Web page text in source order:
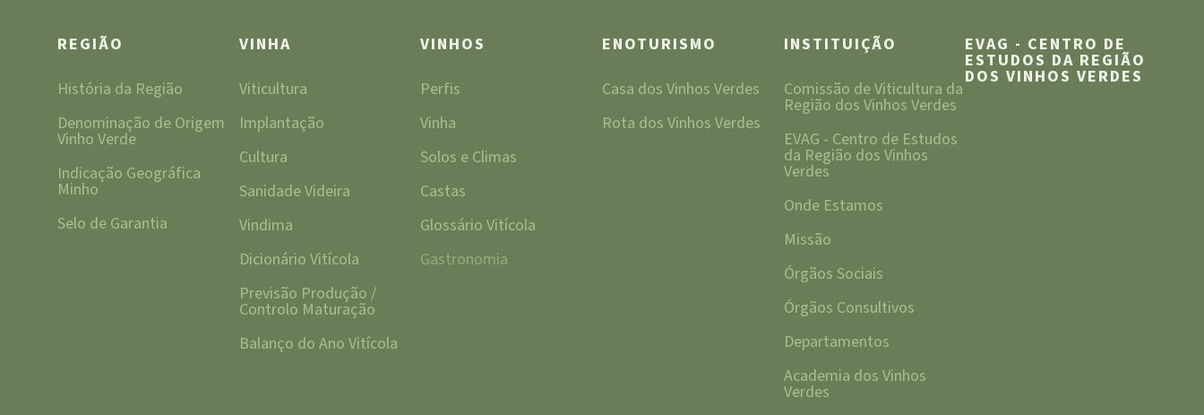
REGIÃO
História da Região
Denominação de Origem
Vinho Verde
Indicação Geográfica
Minho
Selo de Garantia
VINHA
Viticultura
Implantação
Cultura
Sanidade Videira
Vindima
Dicionário Vitícola
Previsão Produção /
Controlo Maturação
Balanço do Ano Vitícola
VINHOS
Perfis
Vinha
Solos e Climas
Castas
Glossário Vitícola
Gastronomia
ENOTURISMO
Casa dos Vinhos Verdes
Rota dos Vinhos Verdes
INSTITUIÇÃO
Comissão de Viticultura da
Região dos Vinhos Verdes
EVAG - Centro de Estudos
da Região dos Vinhos
Verdes
Onde Estamos
Missão
Órgãos Sociais
Órgãos Consultivos
Departamentos
Academia dos Vinhos
Verdes
EVAG - CENTRO DE
ESTUDOS DA REGIÃO
DOS VINHOS VERDES